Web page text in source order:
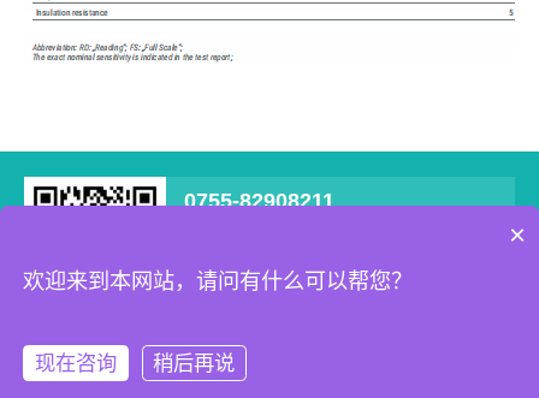
0755-82908211
Copyright © 2022 深圳耐特恩科技有限公司 All Rights Reserved
网站地图 粤ICP备09181574号
×
欢迎来到本网站，请问有什么可以帮您？
现在咨询
稍后再说
在线咨询